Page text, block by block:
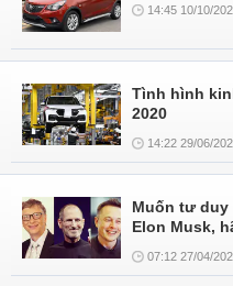
14:45 10/10/
Tình hình
2020
14:22 29/06/
Muốn tư duy
Elon Musk,
07:12 27/04/